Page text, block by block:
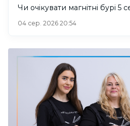
Чи очікувати магнітні бурі 5
04 сер. 2026 20:54